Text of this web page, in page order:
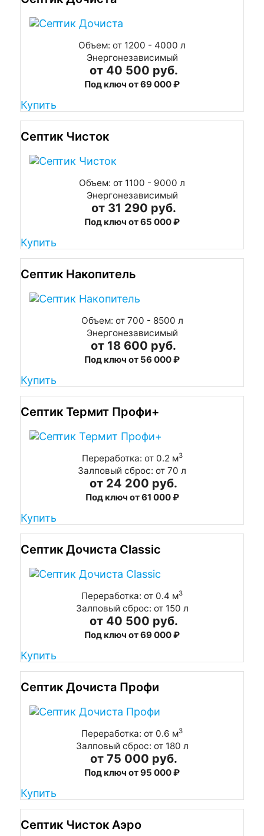
Объем: от 1200 - 4000 л
Энергонезависимый
от 40 500 руб.
Под ключ от 69 000 ₽
Купить
Септик Чисток
Объем: от 1100 - 9000 л
Энергонезависимый
от 31 290 руб.
Под ключ от 65 000 ₽
Купить
Септик Накопитель
Объем: от 700 - 8500 л
Энергонезависимый
от 18 600 руб.
Под ключ от 56 000 ₽
Купить
Септик Термит Профи+
Переработка: от 0.2 м3
Залповый сброс: от 70 л
от 24 200 руб.
Под ключ от 61 000 ₽
Купить
Септик Дочиста Classic
Переработка: от 0.4 м3
Залповый сброс: от 150 л
от 40 500 руб.
Под ключ от 69 000 ₽
Купить
Септик Дочиста Профи
Переработка: от 0.6 м3
Залповый сброс: от 180 л
от 75 000 руб.
Под ключ от 95 000 ₽
Купить
Септик Чисток Аэро